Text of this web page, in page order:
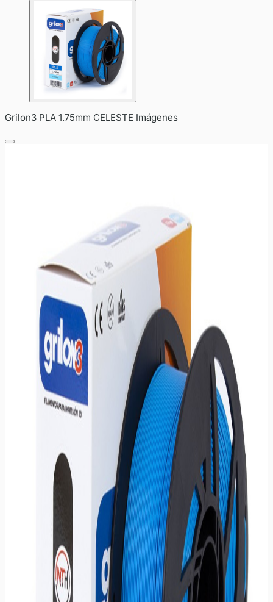
Grilon3 PLA 1.75mm CELESTE Imágenes